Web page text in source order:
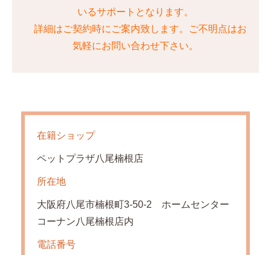
いるサポートとなります。
詳細はご契約時にご案内致します。ご不明点はお
気軽にお問い合わせ下さい。
在籍ショップ
ペットプラザ八尾楠根店
所在地
大阪府八尾市楠根町3-50-2 ホームセンター
コーナン八尾楠根店内
電話番号